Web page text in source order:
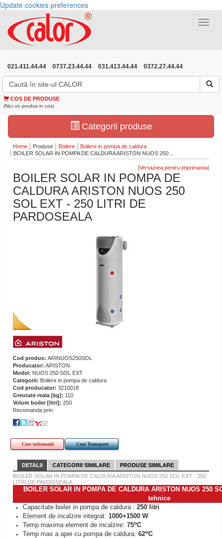
Update cookies preferences
Toggle
021.411.44.44 0737.23.44.44 031.413.44.44 0372.27.44.44
COS DE PRODUSE
(Nici un produs in cos)
Categorii produse
Home Produse Boilere
Boilere in pompa de caldura
BOILER SOLAR IN POMPA DE CALDURA ARISTON NUOS 250 ...
[ ]
BOILER SOLAR IN POMPA DE
CALDURA ARISTON NUOS 250
SOL EXT - 250 LITRI DE
PARDOSEALA
Cod produs: ARINUOS250SOL
Producator: ARISTON
Model: NUOS 250 SOL EXT
Categorii: Boilere in pompa de caldura
Cod producator: 3210018
Greutate reala [kg]: 110
Volum boiler [litri]: 250
Recomanda prin:
Cere informatii Cost Transport
DETALII CATEGORII SIMILARE
PRODUSE SIMILARE
BOILER SOLAR IN POMPA DE CALDURA ARISTON NUOS 250 SOL EXT - 250
LITRI DE PARDOSEALA
BOILER SOLAR IN POMPA DE CALDURA ARISTON NUOS 250
tehnice
Capacitate boiler in pompa de caldura : 250 litri
Element de incalzire integrat: 1000+1500 W
Temp maxima element de incalzire: 75oC
Temp max a apei cu pompa de caldura: 62oC